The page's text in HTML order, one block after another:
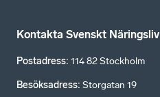
Kontakta Svenskt Näringsliv
Postadress: 114 82 Stockholm
Besöksadress: Storgatan 19